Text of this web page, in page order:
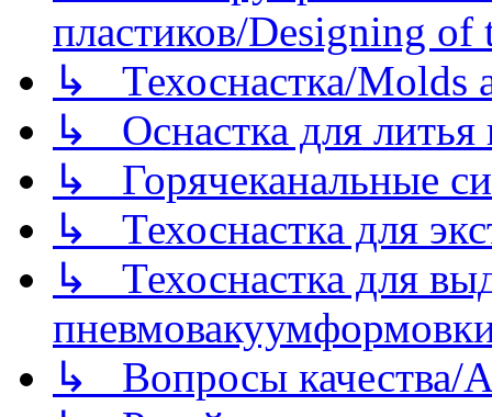
пластиков/Designing of
↳ Техоснастка/Molds
↳ Оснастка для литья
↳ Горячеканальные
↳ Техоснастка для
↳ Техоснастка для
↳ Вопросы качества/